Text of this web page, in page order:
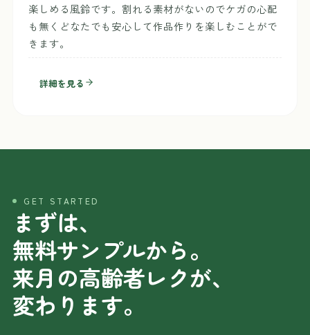
楽しめる風鈴です。割れる素材がないのでケガの心配
も無くどなたでも安心して作品作りを楽しむことがで
きます。
詳細を見る
GET STARTED
まずは、
無料サンプルから。
来月の高齢者レクが、
変わります。